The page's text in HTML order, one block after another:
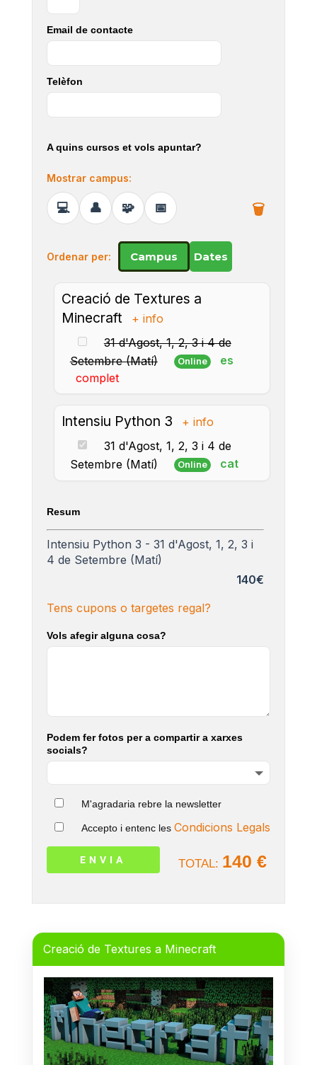
Email de contacte
Telèfon
A quins cursos et vols apuntar?
Mostrar campus:
Ordenar per: Campus Dates
Creació de Textures a
Minecraft
+ info
31 d'Agost, 1, 2, 3 i 4 de
Setembre (Matí)
Online
es
complet
Intensiu Python 3
+ info
31 d'Agost, 1, 2, 3 i 4 de
Setembre (Matí)
Online cat
Resum
Intensiu Python 3 - 31 d'Agost, 1, 2, 3 i
4 de Setembre (Matí)
140€
Tens cupons o targetes regal?
Vols afegir alguna cosa?
Podem fer fotos per a compartir a xarxes
socials?
M'agradaria rebre la newsletter
Accepto i entenc les Condicions Legals
TOTAL: 140 €
Creació de Textures a Minecraft